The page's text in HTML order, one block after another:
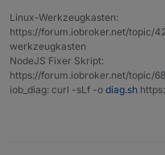
Linux-Werkzeugkasten:
https://forum.iobroker.net/topic/
werkzeugkasten
NodeJS Fixer Skript:
https://forum.iobroker.net/topic/
iob_diag: curl -sLf -o diag.sh